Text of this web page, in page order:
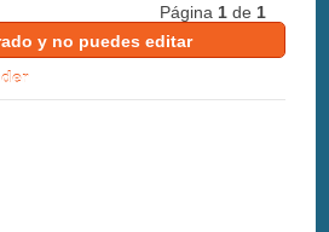
Página 1de 1
y no puedes editar